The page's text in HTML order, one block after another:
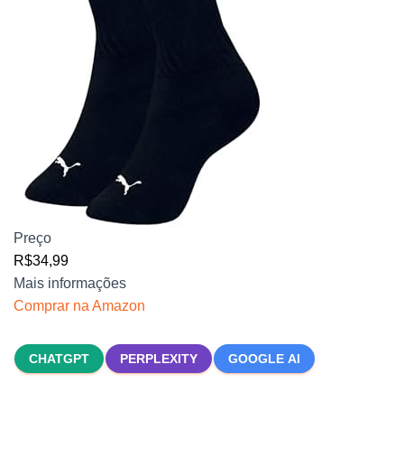
Preço
R$34,99
Mais informações
Comprar na Amazon
CHATGPT PERPLEXITY GOOGLE AI